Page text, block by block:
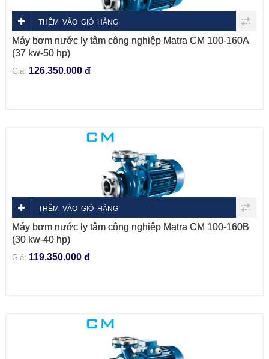
THÊM VÀO GIỎ HÀNG
Máy bơm nước ly tâm công nghiệp Matra CM 100-160A
(37 kw-50 hp)
Giá: 126.350.000 đ
THÊM VÀO GIỎ HÀNG
Máy bơm nước ly tâm công nghiệp Matra CM 100-160B
(30 kw-40 hp)
Giá: 119.350.000 đ